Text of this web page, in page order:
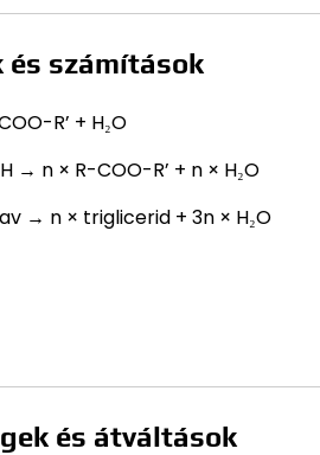
és számítások
R’ + H₂O
→ n × R-COO-R’ + n × H₂O
→ n × triglicerid + 3n × H₂O
és átváltások